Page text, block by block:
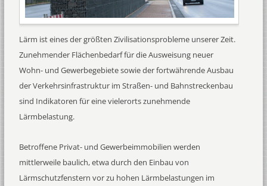
Lärm ist eines der größten Zivilisationsprobleme unserer Zeit.
Zunehmender Flächenbedarf für die Ausweisung neuer
Wohn- und Gewerbegebiete sowie der fortwährende Ausbau
der Verkehrsinfrastruktur im Straßen- und Bahnstreckenbau
sind Indikatoren für eine vielerorts zunehmende
Lärmbelastung.
Betroffene Privat- und Gewerbeimmobilien werden
mittlerweile baulich, etwa durch den Einbau von
Lärmschutzfenstern vor zu hohen Lärmbelastungen im